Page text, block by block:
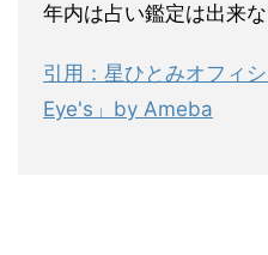
年内は占い鑑定は出来
引用：星ひとみオフィ
Eye's」by Ameba